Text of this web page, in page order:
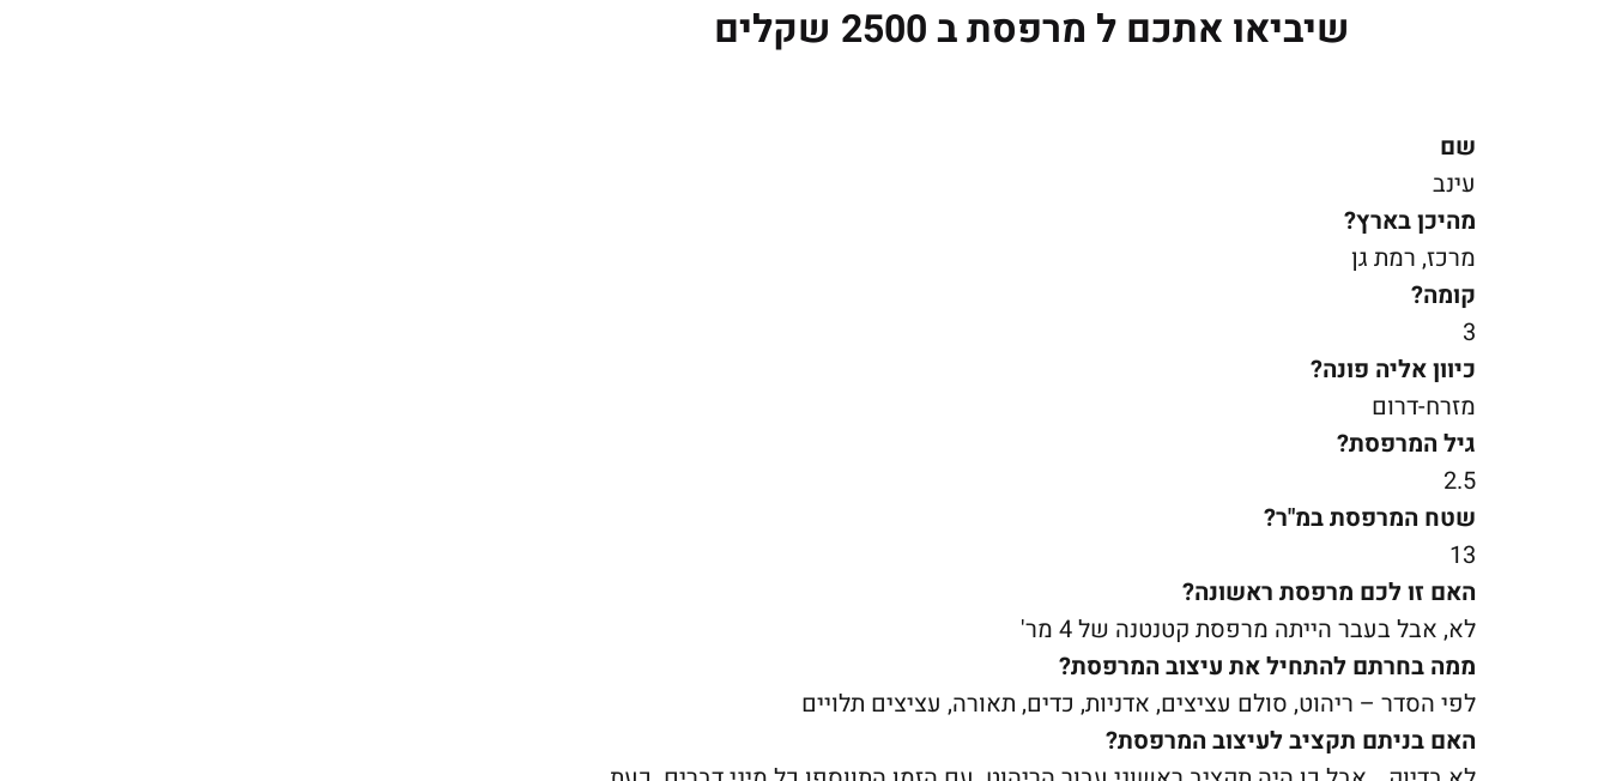
שיביאו אתכם ל מרפסת ב 2500 שקלים
שם
עינב
מהיכן בארץ?
מרכז, רמת גן
קומה?
3
כיוון אליה פונה?
מזרח-דרום
גיל המרפסת?
2.5
שטח המרפסת במ"ר?
13
האם זו לכם מרפסת ראשונה?
לא, אבל בעבר הייתה מרפסת קטנטנה של 4 מר'
ממה בחרתם להתחיל את עיצוב המרפסת?
לפי הסדר – ריהוט, סולם עציצים, אדניות, כדים, תאורה, עציצים תלויים
האם בניתם תקציב לעיצוב המרפסת?